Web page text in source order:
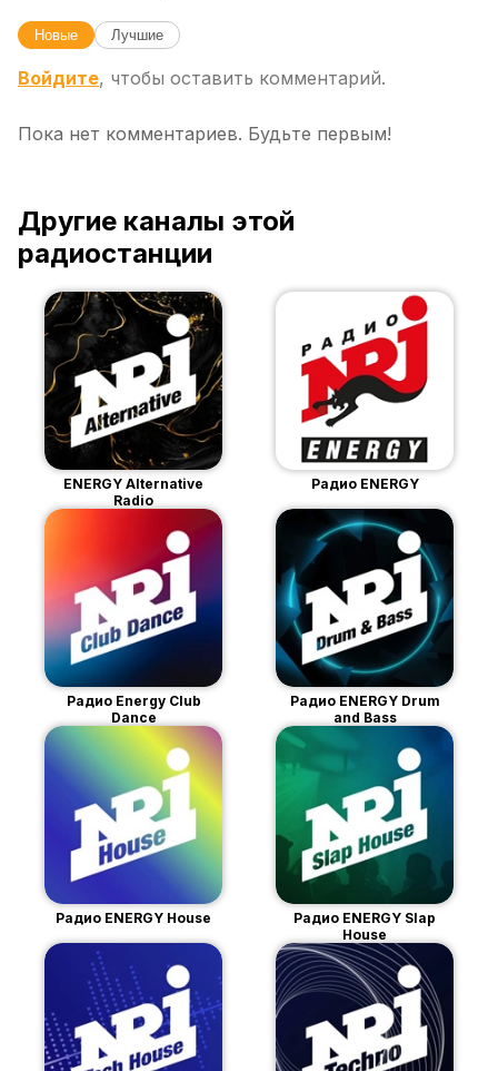
Новые Лучшие
Войдите, чтобы оставить комментарий.
Пока нет комментариев. Будьте первым!
Другие каналы этой
радиостанции
ENERGY Alternative
Radio
Радио ENERGY
Радио Energy Club
Dance
Радио ENERGY Drum
and Bass
Радио ENERGY House
Радио ENERGY Slap
House